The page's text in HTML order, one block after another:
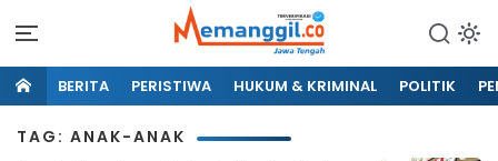
BERITA PERISTIWA HUKUM & KRIMINAL POLITIK
TAG: ANAK-ANAK